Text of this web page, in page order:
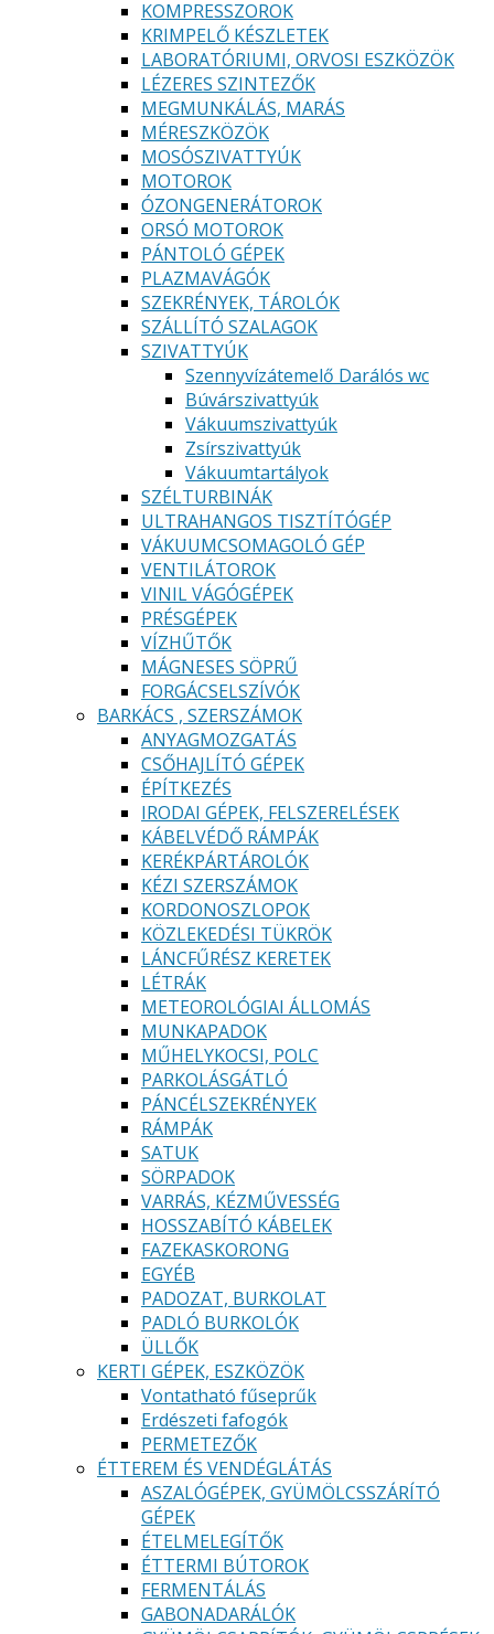
KOMPRESSZOROK
KRIMPELŐ KÉSZLETEK
LABORATÓRIUMI, ORVOSI ESZKÖZÖK
LÉZERES SZINTEZŐK
MEGMUNKÁLÁS, MARÁS
MÉRESZKÖZÖK
MOSÓSZIVATTYÚK
MOTOROK
ÓZONGENERÁTOROK
ORSÓ MOTOROK
PÁNTOLÓ GÉPEK
PLAZMAVÁGÓK
SZEKRÉNYEK, TÁROLÓK
SZÁLLÍTÓ SZALAGOK
SZIVATTYÚK
Szennyvízátemelő Darálós wc
Búvárszivattyúk
Vákuumszivattyúk
Zsírszivattyúk
Vákuumtartályok
SZÉLTURBINÁK
ULTRAHANGOS TISZTÍTÓGÉP
VÁKUUMCSOMAGOLÓ GÉP
VENTILÁTOROK
VINIL VÁGÓGÉPEK
PRÉSGÉPEK
VÍZHŰTŐK
MÁGNESES SÖPRŰ
FORGÁCSELSZÍVÓK
BARKÁCS , SZERSZÁMOK
ANYAGMOZGATÁS
CSŐHAJLÍTÓ GÉPEK
ÉPÍTKEZÉS
IRODAI GÉPEK, FELSZERELÉSEK
KÁBELVÉDŐ RÁMPÁK
KERÉKPÁRTÁROLÓK
KÉZI SZERSZÁMOK
KORDONOSZLOPOK
KÖZLEKEDÉSI TÜKRÖK
LÁNCFŰRÉSZ KERETEK
LÉTRÁK
METEOROLÓGIAI ÁLLOMÁS
MUNKAPADOK
MŰHELYKOCSI, POLC
PARKOLÁSGÁTLÓ
PÁNCÉLSZEKRÉNYEK
RÁMPÁK
SATUK
SÖRPADOK
VARRÁS, KÉZMŰVESSÉG
HOSSZABÍTÓ KÁBELEK
FAZEKASKORONG
EGYÉB
PADOZAT, BURKOLAT
PADLÓ BURKOLÓK
ÜLLŐK
KERTI GÉPEK, ESZKÖZÖK
Vontatható fűseprűk
Erdészeti fafogók
PERMETEZŐK
ÉTTEREM ÉS VENDÉGLÁTÁS
ASZALÓGÉPEK, GYÜMÖLCSSZÁRÍTÓ
GÉPEK
ÉTELMELEGÍTŐK
ÉTTERMI BÚTOROK
FERMENTÁLÁS
GABONADARÁLÓK